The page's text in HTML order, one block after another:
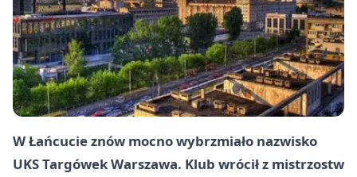
W Łańcucie znów mocno wybrzmiało nazwisko
UKS Targówek Warszawa. Klub wrócił z mistrzostw